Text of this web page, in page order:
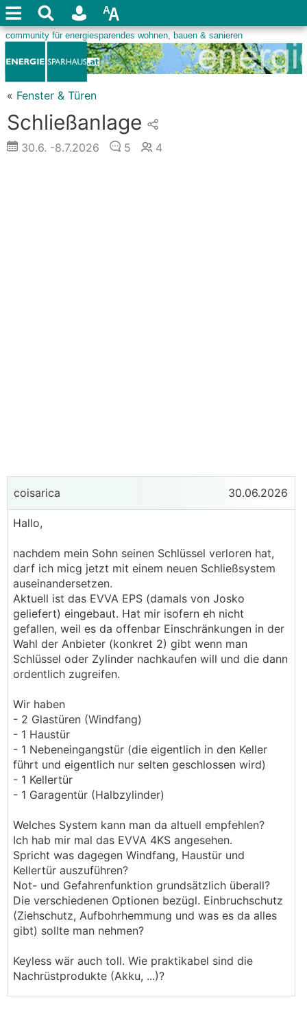
« Fenster & Türen
Schließanlage
30.6. -8.7.2026 5 4
coisarica 30.06.2026
Hallo,
nachdem mein Sohn seinen Schlüssel verloren hat,
darf ich micg jetzt mit einem neuen Schließsystem
auseinandersetzen.
Aktuell ist das EVVA EPS (damals von Josko
geliefert) eingebaut. Hat mir isofern eh nicht
gefallen, weil es da offenbar Einschränkungen in der
Wahl der Anbieter (konkret 2) gibt wenn man
Schlüssel oder Zylinder nachkaufen will und die dann
ordentlich zugreifen.
Wir haben
- 2 Glastüren (Windfang)
- 1 Haustür
- 1 Nebeneingangstür (die eigentlich in den Keller
führt und eigentlich nur selten geschlossen wird)
- 1 Kellertür
- 1 Garagentür (Halbzylinder)
Welches System kann man da altuell empfehlen?
Ich hab mir mal das EVVA 4KS angesehen.
Spricht was dagegen Windfang, Haustür und
Kellertür auszuführen?
Not- und Gefahrenfunktion grundsätzlich überall?
Die verschiedenen Optionen bezügl. Einbruchschutz
(Ziehschutz, Aufbohrhemmung und was es da alles
gibt) sollte man nehmen?
Keyless wär auch toll. Wie praktikabel sind die
Nachrüstprodukte (Akku, ...)?